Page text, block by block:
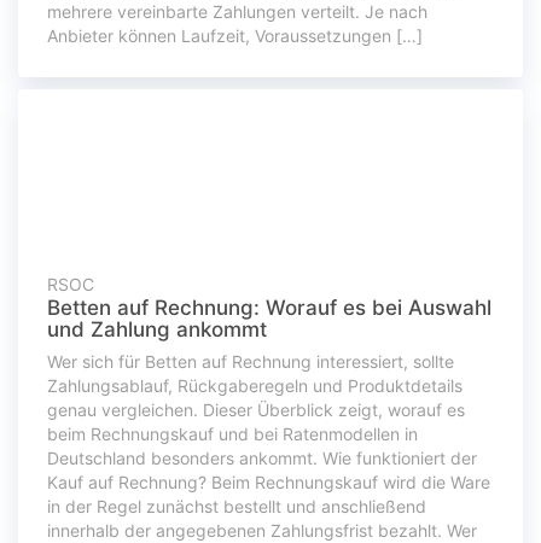
mehrere vereinbarte Zahlungen verteilt. Je nach
Anbieter können Laufzeit, Voraussetzungen […]
RSOC
Betten auf Rechnung: Worauf es bei Auswahl
und Zahlung ankommt
Wer sich für Betten auf Rechnung interessiert, sollte
Zahlungsablauf, Rückgaberegeln und Produktdetails
genau vergleichen. Dieser Überblick zeigt, worauf es
beim Rechnungskauf und bei Ratenmodellen in
Deutschland besonders ankommt. Wie funktioniert der
Kauf auf Rechnung? Beim Rechnungskauf wird die Ware
in der Regel zunächst bestellt und anschließend
innerhalb der angegebenen Zahlungsfrist bezahlt. Wer